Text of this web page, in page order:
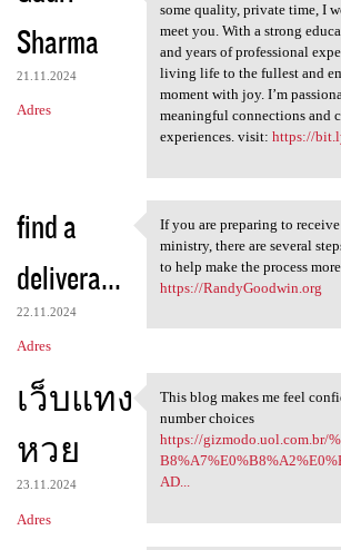
Sharma
21.11.2024
Adres
some quality, private time, I
meet you. With a strong
and years of professional
living life to the fullest and
moment with joy. I’m
meaningful connections and
experiences. visit: https://
find a
delivera...
22.11.2024
Adres
If you are preparing to
If you are preparing to
ministry, there are several
to help make the process
https://RandyGoodwin.org
เว็บแทง
หวย
23.11.2024
Adres
This blog makes me feel
This blog makes me feel
number choices
https://gizmodo.uol.com.br/
AD...